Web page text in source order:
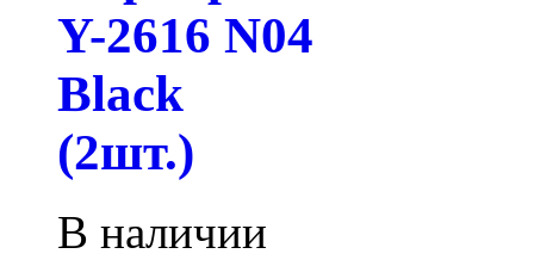
Y-2616 N04
Black
(2шт.)
В наличии